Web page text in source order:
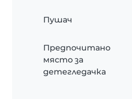
Пушач
Предпочитано
място за
детегледачка